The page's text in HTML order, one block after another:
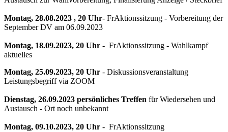
Montag, 28.08.2023 , 20 Uhr- FrAktionssitzung - Vorbereitung der
September DV am 06.09.2023
Montag, 18.09.2023, 20 Uhr - FrAktionssitzung - Wahlkampf
aktuelles
Montag, 25.09.2023, 20 Uhr - Diskussionsveranstaltung
Leistungsbegriff via ZOOM
Dienstag, 26.09.2023 persönliches Treffen für Wiedersehen und
Austausch - Ort noch unbekannt
Montag, 09.10.2023, 20 Uhr - FrAktionssitzung